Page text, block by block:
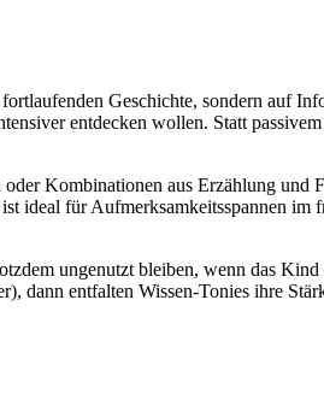
Geschichte, sondern auf
entdecken wollen. Statt
Kombinationen aus Erzählung und
ideal für Aufmerksamkeitsspannen im
ungenutzt bleiben, wenn das
dann entfalten Wissen-Tonies ihre